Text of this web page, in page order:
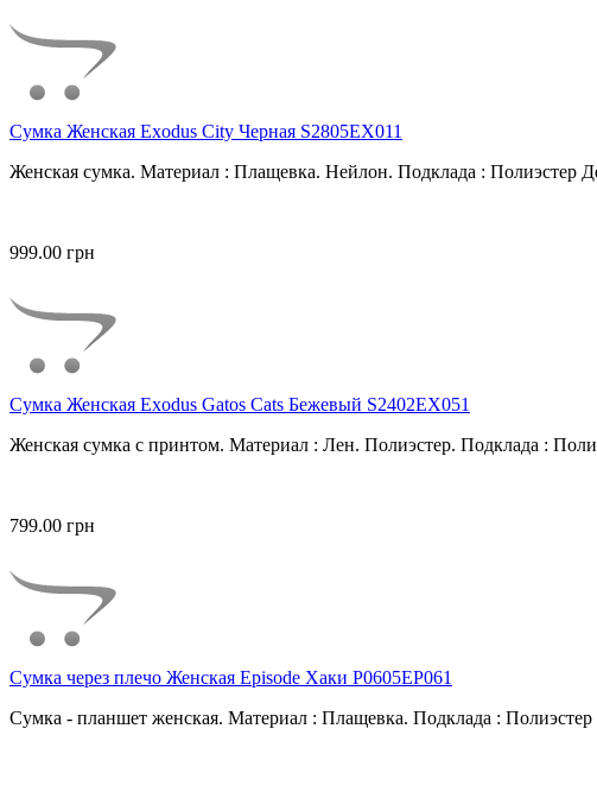
Сумка Женская Exodus City Черная S2805EX011
Женская сумка. Материал : Плащевка. Нейлон. Подклада : Полиэстер
999.00 грн
Сумка Женская Exodus Gatos Cats Бежевый S2402EX051
Женская сумка с принтом. Материал : Лен. Полиэстер. Подклада :
799.00 грн
Сумка через плечо Женская Episode Хаки P0605EP061
Сумка - планшет женская. Материал : Плащевка. Подклада :